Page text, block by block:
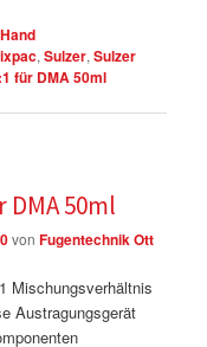
,Sulzer,Sulzer
für DMA 50ml
50ml
vonFugentechnik Ott
Mischungsverhältnis
Austragungsgerät